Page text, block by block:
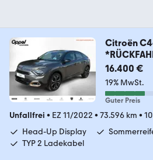
Citroën
EIZUNG*
16.400 €
19% MwSt.
Guter Preis
Unfallfrei • EZ 11/2022 • 73.596 km •
Head-Up Display
TYP 2 Ladekabel